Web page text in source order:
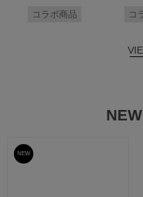
コラボ商品 コ
予約
NEW